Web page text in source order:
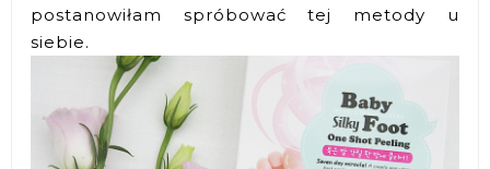
postanowiłam spróbować tej metody u
siebie.